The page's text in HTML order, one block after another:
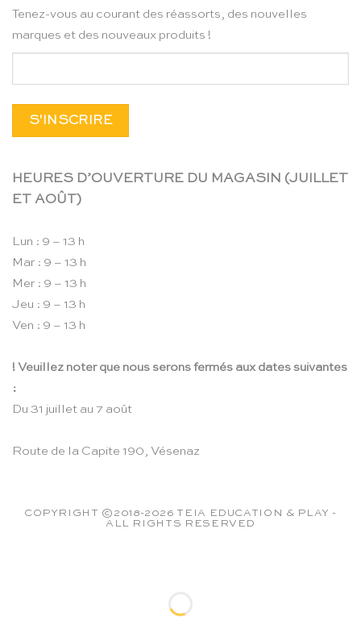
Tenez-vous au courant des réassorts, des nouvelles
marques et des nouveaux produits !
HEURES D’OUVERTURE DU MAGASIN (JUILLET
ET AOÛT)
Lun : 9 – 13 h
Mar : 9 – 13 h
Mer : 9 – 13 h
Jeu : 9 – 13 h
Ven : 9 – 13 h
! Veuillez noter que nous serons fermés aux dates suivantes
:
Du 31 juillet au 7 août
Route de la Capite 190, Vésenaz
COPYRIGHT ©2018-2026 TEIA EDUCATION & PLAY -
ALL RIGHTS RESERVED